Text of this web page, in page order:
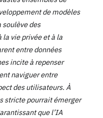
de modèles
soulève des
vie privée et à la
entre données
incite à repenser
naviguer entre
des utilisateurs. À
stricte pourrait émerger
que l’IA